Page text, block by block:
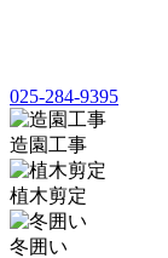
025-284-9395
造園工事
植木剪定
冬囲い